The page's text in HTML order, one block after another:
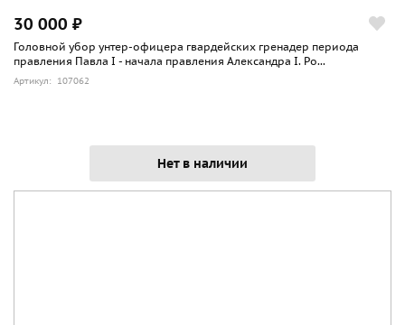
30 000 ₽
Головной убор унтер-офицера гвардейских гренадер периода
правления Павла I - начала правления Александра I. Ро...
Артикул: 107062
Нет в наличии